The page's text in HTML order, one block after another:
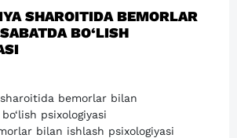
SHAROITIDA BEMORLAR
BO‘LISH
bemorlar bilan
psixologiyasi
bilan ishlash psixologiyasi